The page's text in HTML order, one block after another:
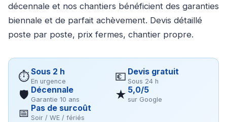
décennale et nos chantiers bénéficient des garanties
biennale et de parfait achèvement. Devis détaillé
poste par poste, prix fermes, chantier propre.
⏱Sous 2 h
En urgence 💶 Devis gratuit
Sous 24 h
🛡 Décennale
Garantie 10 ans ★ 5,0/5
sur Google
📅 Pas de surcoût
Soir / WE / fériés